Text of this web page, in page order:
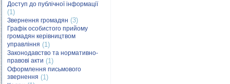
Доступ до публічної інформації
(1)
Звернення громадян (3)
Графік особистого прийому
громадян керівництвом
управління (1)
Законодавство та нормативно-
правові акти (1)
Оформлення письмового
звернення (1)